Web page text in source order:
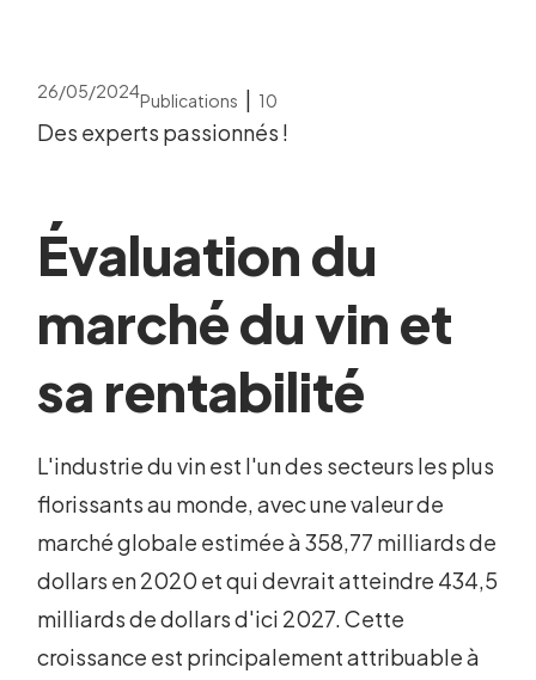
26/05/2024Publications | 10
Des experts passionnés !
Évaluation du
marché du vin et
sa rentabilité
L'industrie du vin est l'un des secteurs les plus
florissants au monde, avec une valeur de
marché globale estimée à 358,77 milliards de
dollars en 2020 et qui devrait atteindre 434,5
milliards de dollars d'ici 2027. Cette
croissance est principalement attribuable à